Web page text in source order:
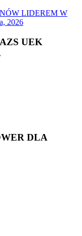
LIDEREM W
2026
UEK
DLA